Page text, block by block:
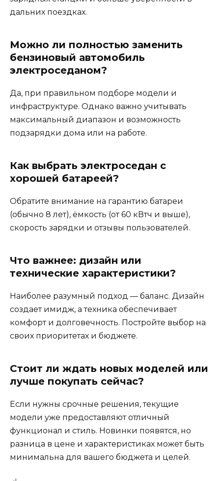
дальних поездках.
Можно ли полностью заменить
бензиновый автомобиль
электроседаном?
Да, при правильном подборе модели и
инфраструктуре. Однако важно учитывать
максимальный диапазон и возможность
подзарядки дома или на работе.
Как выбрать электроседан с
хорошей батареей?
Обратите внимание на гарантию батареи
(обычно 8 лет), ёмкость (от 60 кВтч и выше),
скорость зарядки и отзывы пользователей.
Что важнее: дизайн или
технические характеристики?
Наиболее разумный подход — баланс. Дизайн
создает имидж, а техника обеспечивает
комфорт и долговечность. Постройте выбор на
своих приоритетах и бюджете.
Стоит ли ждать новых моделей или
лучше покупать сейчас?
Если нужны срочные решения, текущие
модели уже предоставляют отличный
функционал и стиль. Новинки появятся, но
разница в цене и характеристиках может быть
минимальна для вашего бюджета и целей.